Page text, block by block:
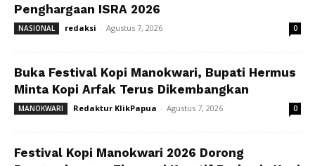
Penghargaan ISRA 2026
NASIONAL redaksi - Agustus 7, 2026 0
Buka Festival Kopi Manokwari, Bupati Hermus
Minta Kopi Arfak Terus Dikembangkan
MANOKWARI Redaktur KlikPapua - Agustus 7, 2026 0
Festival Kopi Manokwari 2026 Dorong